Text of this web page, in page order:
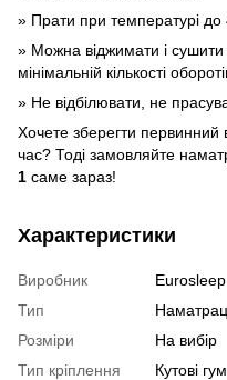
» Прати при температурі до
» Можна віджимати і
мінімальній кількості
» Не відбілювати, не
Хочете зберегти первинний
час? Тоді замовляйте
1 саме зараз!
Характеристики
Виробник
Eurosleep
Тип
Розміри
На вибір
Тип кріплення
Кутові